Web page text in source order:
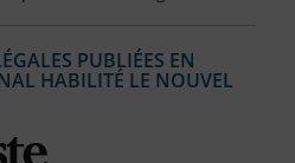
PUBLIÉES EN
HABILITÉ LE NOUVEL